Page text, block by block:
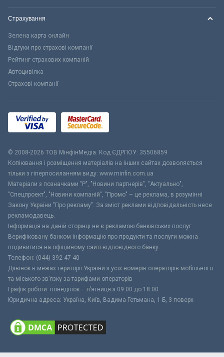
Страхування
Зелена карта онлайн
Відгуки про страхові компанії
Рейтинг страхових компаній
Автоцивілка
Страхові компанії
© 2008-2026 ТОВ МiнфiнМедiа. Код ЄДРПОУ: 35506859
Копіювання і розміщення матеріалів на інших сайтах дозволяється
тільки з гіперпосиланням виду: www.minfin.com.ua
Матеріали з позначками "Р", "Новини партнерів", "Актуально",
"Спецпроект", "Новини компаній", "Промо" – це реклама, в розумінні
Закону України "Про рекламу". За зміст реклами відповідальність несе
рекламодавець.
Інформація на даній сторінці не є рекламою банківських послуг.
Верифіковану банком інформацію про продукти та послуги можна
подивитися на офіційному сайті відповідного банку.
Телефон: (044) 392-47-40
Дзвінок в межах території України з усіх номерів операторів мобільного
та міського зв’язку за тарифами операторів
Графік роботи: понеділок – п’ятниця з 09:00 до 18:00
Юридична адреса: Україна, Київ, Вадима Гетьмана, 1-Б, 3 поверх